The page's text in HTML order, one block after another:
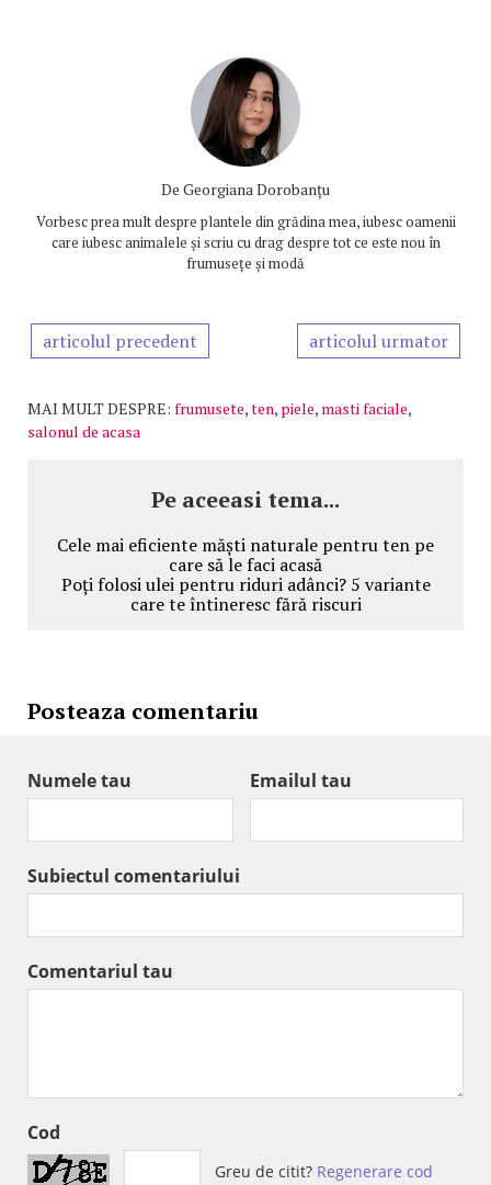
De Georgiana Dorobanțu
Vorbesc prea mult despre plantele din grădina mea, iubesc oamenii
care iubesc animalele și scriu cu drag despre tot ce este nou în
frumusețe și modă
articolul precedent articolul urmator
MAI MULT DESPRE: frumusete,ten, piele, masti faciale,
salonul de acasa
Pe aceeasi tema...
Cele mai eficiente măști naturale pentru ten pe
care să le faci acasă
Poți folosi ulei pentru riduri adânci? 5 variante
care te întineresc fără riscuri
Posteaza comentariu
Numele tau Emailul tau
Subiectul comentariului
Comentariul tau
Cod
Greu de citit? Regenerare cod